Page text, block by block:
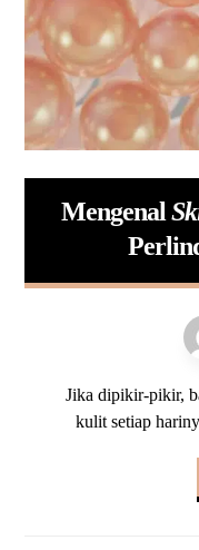
Mengenal
Jika dipikir-pikir,
kulit setiap